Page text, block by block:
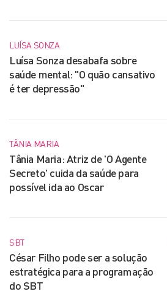
LUÍSA SONZA
Luísa Sonza desabafa sobre
saúde mental: "O quão cansativo
é ter depressão"
TÂNIA MARIA
Tânia Maria: Atriz de 'O Agente
Secreto' cuida da saúde para
possível ida ao Oscar
SBT
César Filho pode ser a solução
estratégica para a programação
do SBT